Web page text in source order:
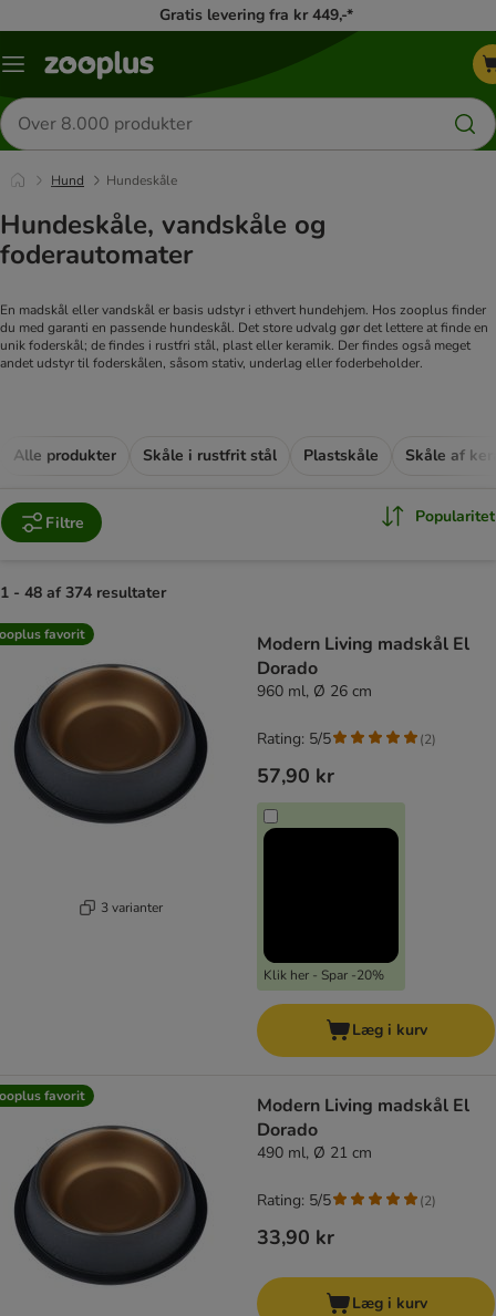
Gratis levering fra kr 449,-*
Menu
Søg
efter
produkter
Hund Hundeskåle
Hundeskåle, vandskåle og
foderautomater
En madskål eller vandskål er basis udstyr i ethvert hundehjem. Hos zooplus finder
du med garanti en passende hundeskål. Det store udvalg gør det lettere at finde en
unik foderskål; de findes i rustfri stål, plast eller keramik. Der findes også meget
andet udstyr til foderskålen, såsom stativ, underlag eller foderbeholder.
Alle produkter Skåle i rustfrit stål Plastskåle Skåle af
Filtre Popularitet
1 - 48 af 374 resultater
product items have been changed
favorit
3 varianter
Modern Living madskål El
Dorado
960 ml, Ø 26 cm
57,90 kr
Klik her - Spar -20%
Rating: 5/5 (2)
Læg i kurv
favorit
Modern Living madskål El
Dorado
490 ml, Ø 21 cm
33,90 kr
Rating: 5/5 (2)
Læg i kurv